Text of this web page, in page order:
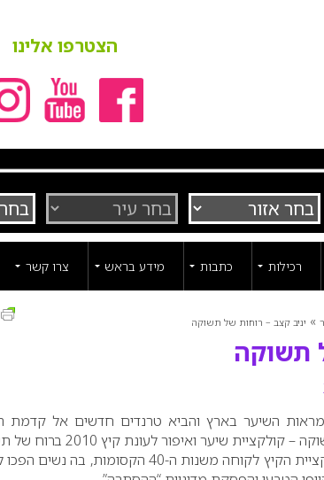
הצטרפו אלינו
רכילות כתבות מידע בראש צרו קשר
» יניב קצב – רוחות של תשוקה
תשוקה
השיער בארץ והביא טרנדים חדשים אל קדמת
ממשיך לחדש ומשיק את רוחות של תשוקה – קולקציית שיער
רכה, מסתורית ומפתה. ההשראה לקולקציית הקיץ לקוחה משנות ה-40 הקסומות,